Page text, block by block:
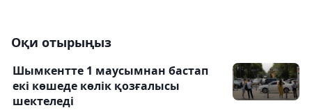
Оқи отырыңыз
Шымкентте 1 маусымнан бастап
екі көшеде көлік қозғалысы
шектеледі